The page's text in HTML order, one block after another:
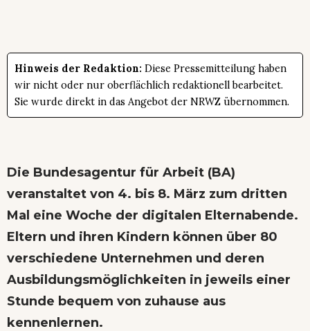
Hinweis der Redaktion: Diese Pressemitteilung haben
wir nicht oder nur oberflächlich redaktionell bearbeitet.
Sie wurde direkt in das Angebot der NRWZ übernommen.
Die Bundesagentur für Arbeit (BA)
veranstaltet von 4. bis 8. März zum dritten
Mal eine Woche der digitalen Elternabende.
Eltern und ihren Kindern können über 80
verschiedene Unternehmen und deren
Ausbildungsmöglichkeiten in jeweils einer
Stunde bequem von zuhause aus
kennenlernen.